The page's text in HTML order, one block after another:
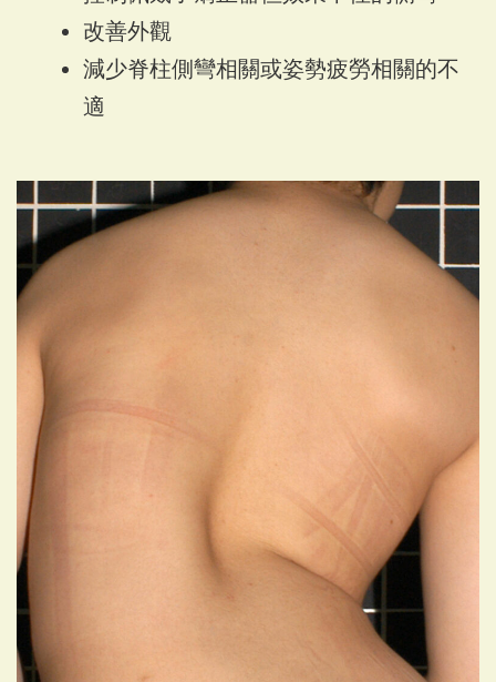
改善外觀
減少脊柱側彎相關或姿勢疲勞相關的不
適